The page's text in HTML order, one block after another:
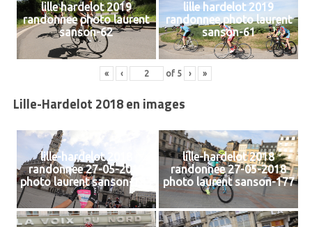
lille hardelot 2019
randonnee photo laurent
sanson-62
lille hardelot 2019
randonnee photo laurent
sanson-61
« ‹ of 5 › »
Lille-Hardelot 2018 en images
lille-hardelot 2018
randonnee 27-05-2018
photo laurent sanson-183
lille-hardelot 2018
randonnee 27-05-2018
photo laurent sanson-177